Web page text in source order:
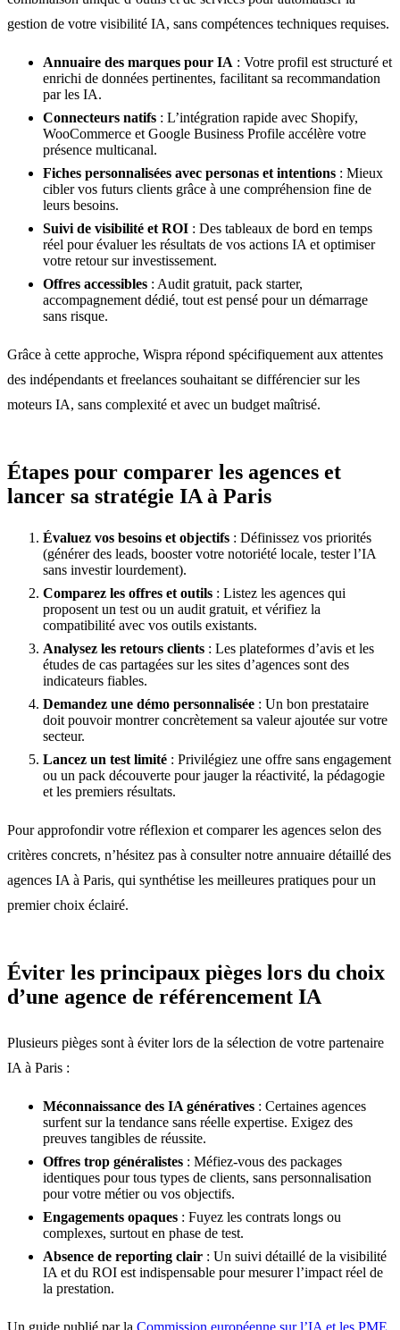
gestion de votre visibilité IA, sans compétences techniques requises.
Annuaire des marques pour IA : Votre profil est structuré et
enrichi de données pertinentes, facilitant sa recommandation
par les IA.
Connecteurs natifs : L’intégration rapide avec Shopify,
WooCommerce et Google Business Profile accélère votre
présence multicanal.
Fiches personnalisées avec personas et intentions : Mieux
cibler vos futurs clients grâce à une compréhension fine de
leurs besoins.
Suivi de visibilité et ROI : Des tableaux de bord en temps
réel pour évaluer les résultats de vos actions IA et optimiser
votre retour sur investissement.
Offres accessibles : Audit gratuit, pack starter,
accompagnement dédié, tout est pensé pour un démarrage
sans risque.
Grâce à cette approche, Wispra répond spécifiquement aux attentes
des indépendants et freelances souhaitant se différencier sur les
moteurs IA, sans complexité et avec un budget maîtrisé.
Étapes pour comparer les agences et
lancer sa stratégie IA à Paris
Évaluez vos besoins et objectifs : Définissez vos priorités
(générer des leads, booster votre notoriété locale, tester l’IA
sans investir lourdement).
Comparez les offres et outils : Listez les agences qui
proposent un test ou un audit gratuit, et vérifiez la
compatibilité avec vos outils existants.
Analysez les retours clients : Les plateformes d’avis et les
études de cas partagées sur les sites d’agences sont des
indicateurs fiables.
Demandez une démo personnalisée : Un bon prestataire
doit pouvoir montrer concrètement sa valeur ajoutée sur votre
secteur.
Lancez un test limité : Privilégiez une offre sans engagement
ou un pack découverte pour jauger la réactivité, la pédagogie
et les premiers résultats.
Pour approfondir votre réflexion et comparer les agences selon des
critères concrets, n’hésitez pas à consulter notre annuaire détaillé des
agences IA à Paris, qui synthétise les meilleures pratiques pour un
premier choix éclairé.
Éviter les principaux pièges lors du choix
d’une agence de référencement IA
Plusieurs pièges sont à éviter lors de la sélection de votre partenaire
IA à Paris :
Méconnaissance des IA génératives : Certaines agences
surfent sur la tendance sans réelle expertise. Exigez des
preuves tangibles de réussite.
Offres trop généralistes : Méfiez-vous des packages
identiques pour tous types de clients, sans personnalisation
pour votre métier ou vos objectifs.
Engagements opaques : Fuyez les contrats longs ou
complexes, surtout en phase de test.
Absence de reporting clair : Un suivi détaillé de la visibilité
IA et du ROI est indispensable pour mesurer l’impact réel de
la prestation.
Un guide publié par la Commission européenne sur l’IA et les PME